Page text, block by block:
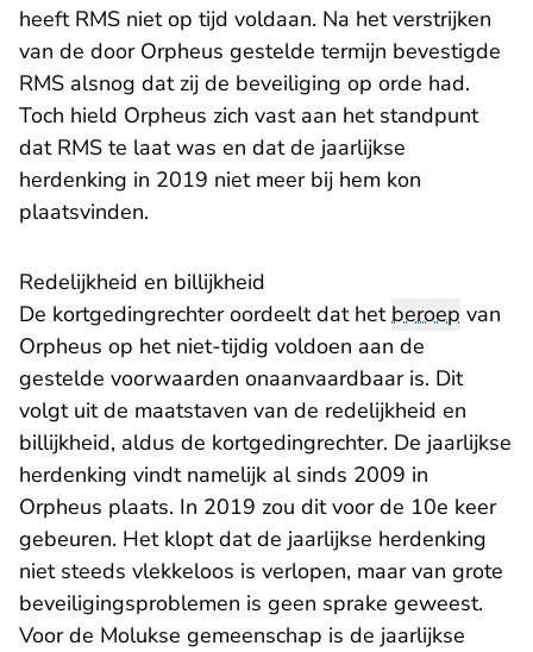
heeft RMS niet op tijd voldaan. Na het verstrijken
van de door Orpheus gestelde termijn bevestigde
RMS alsnog dat zij de beveiliging op orde had.
Toch hield Orpheus zich vast aan het standpunt
dat RMS te laat was en dat de jaarlijkse
herdenking in 2019 niet meer bij hem kon
plaatsvinden.
Redelijkheid en billijkheid
De kortgedingrechter oordeelt dat hetberoep van
Orpheus op het niet-tijdig voldoen aan de
gestelde voorwaarden onaanvaardbaar is. Dit
volgt uit de maatstaven van de redelijkheid en
billijkheid, aldus de kortgedingrechter. De jaarlijkse
herdenking vindt namelijk al sinds 2009 in
Orpheus plaats. In 2019 zou dit voor de 10e keer
gebeuren. Het klopt dat de jaarlijkse herdenking
niet steeds vlekkeloos is verlopen, maar van grote
beveiligingsproblemen is geen sprake geweest.
Voor de Molukse gemeenschap is de jaarlijkse